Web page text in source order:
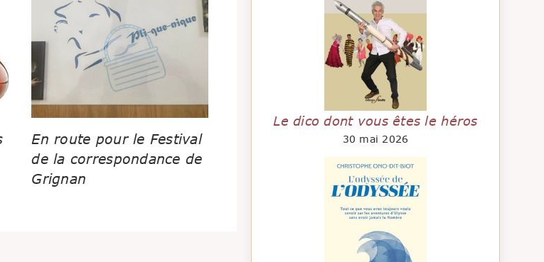
En route pour le Festival
de la correspondance de
Grignan
Le dico dont vous êtes le héros
30 mai 2026